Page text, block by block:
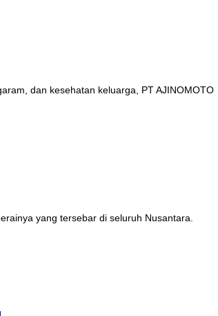
dan kesehatan keluarga, PT AJINOMOTO
yang tersebar di seluruh Nusantara.